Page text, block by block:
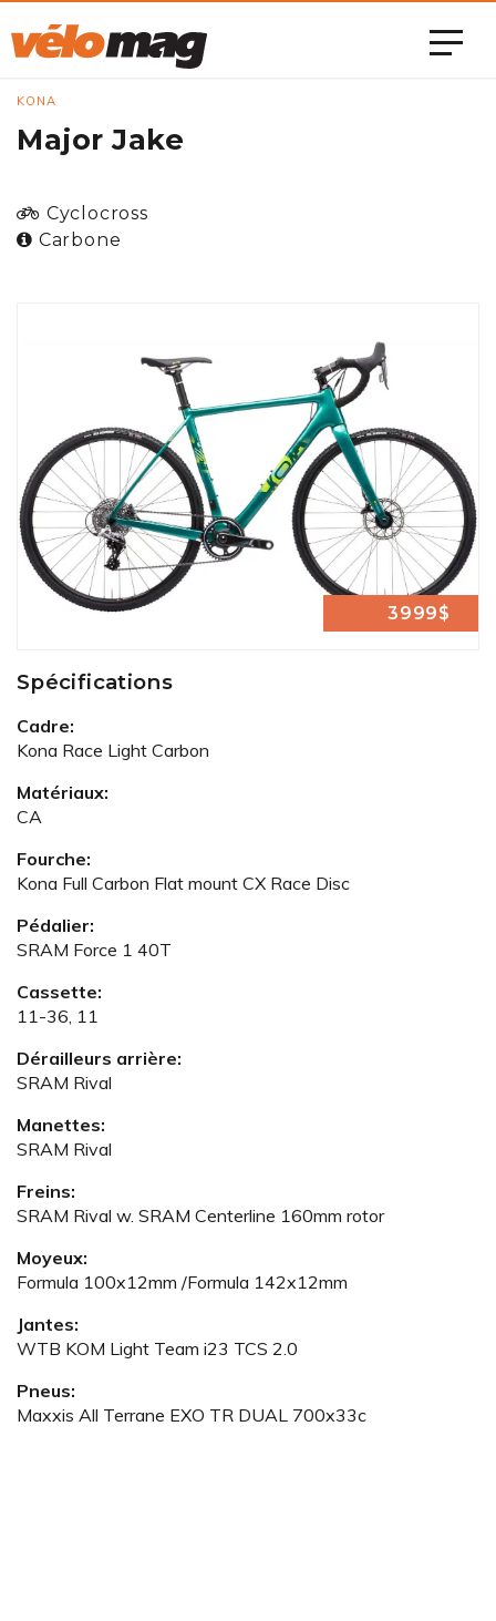
KONA
Major Jake
Cyclocross
Carbone
3999$
Spécifications
Cadre:
Kona Race Light Carbon
Matériaux:
CA
Fourche:
Kona Full Carbon Flat mount CX Race Disc
Pédalier:
SRAM Force 1 40T
Cassette:
11-36, 11
Dérailleurs arrière:
SRAM Rival
Manettes:
SRAM Rival
Freins:
SRAM Rival w. SRAM Centerline 160mm rotor
Moyeux:
Formula 100x12mm /Formula 142x12mm
Jantes:
WTB KOM Light Team i23 TCS 2.0
Pneus:
Maxxis All Terrane EXO TR DUAL 700x33c